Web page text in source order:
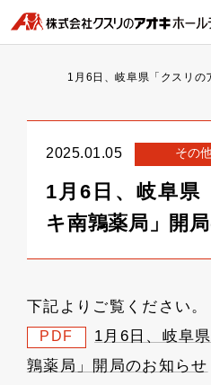
1月6日、岐阜県「クスリの
2025.01.05 その
1月6日、岐阜県
キ南鶉薬局」開
下記よりご覧ください。
PDF
1月6日、岐阜
鶉薬局」開局のお知らせ